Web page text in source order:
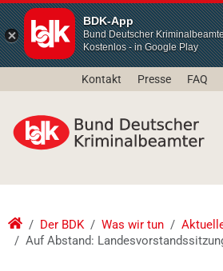
BDK-App
Bund Deutscher
Kostenlos - in Google Play
Kontakt Presse FAQ
Der BDK Was wir tun
Auf Abstand: